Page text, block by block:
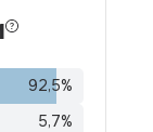
92,5%
5,7%